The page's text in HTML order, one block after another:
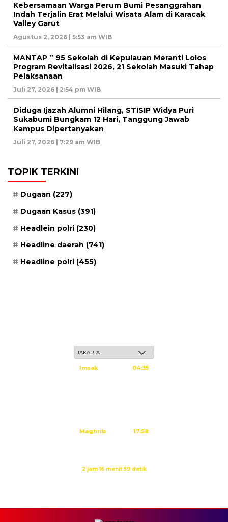
Kebersamaan Warga Perum Bumi Pesanggrahan
Indah Terjalin Erat Melalui Wisata Alam di Karacak
Valley Garut
Agustus 2, 2026 | 5:53 am WIB
MANTAP ” 95 Sekolah di Kepulauan Meranti Lolos
Program Revitalisasi 2026, 21 Sekolah Masuki Tahap
Pelaksanaan
Juli 27, 2026 | 2:54 pm WIB
Diduga Ijazah Alumni Hilang, STISIP Widya Puri
Sukabumi Bungkam 12 Hari, Tanggung Jawab
Kampus Dipertanyakan
Juli 27, 2026 | 7:29 am WIB
TOPIK TERKINI
Dugaan (227)
Dugaan Kasus (391)
Headlein polri (230)
Headline daerah (741)
Headline polri (455)
Imsak 04:35
Maghrib 17:58
2 jam 16 menit 58 detik